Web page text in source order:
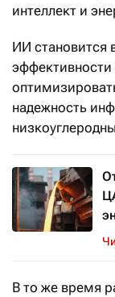
интеллект и
ИИ
эффективности
надежность
В то же время